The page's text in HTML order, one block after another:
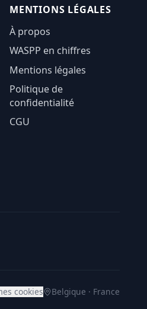
MENTIONS LÉGALES
À propos
WASPP en chiffres
Mentions légales
Politique de
confidentialité
CGU
cookies Belgique · France